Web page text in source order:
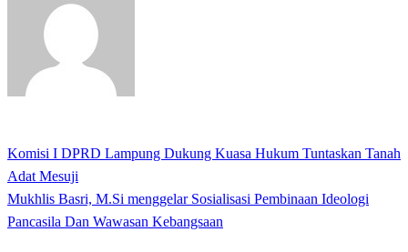
Navigasi
pos
Previous
Post
Komisi I DPRD Lampung Dukung Kuasa Hukum Tuntaskan Tanah
Adat Mesuji
Next
Post
Mukhlis Basri, M.Si menggelar Sosialisasi Pembinaan Ideologi
Pancasila Dan Wawasan Kebangsaan